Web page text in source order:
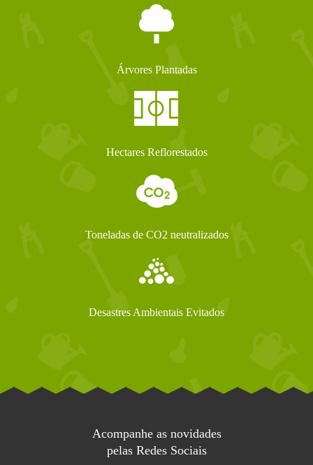
Árvores Plantadas
Hectares Reflorestados
Toneladas de CO2 neutralizados
Desastres Ambientais Evitados
Acompanhe as novidades
pelas Redes Sociais